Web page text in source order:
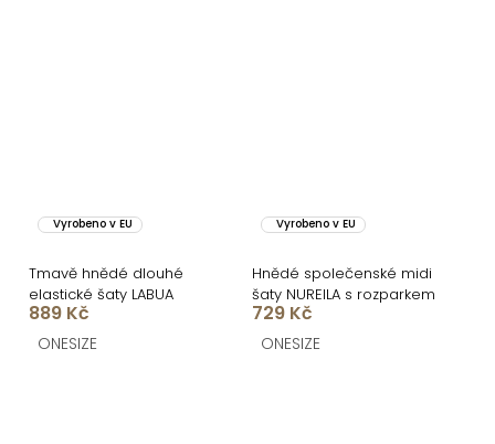
Vyrobeno v EU
Tmavě hnědé dlouhé
elastické šaty LABUA
889 Kč
ONESIZE
Vyrobeno v EU
Hnědé společenské midi
šaty NUREILA s rozparkem
729 Kč
ONESIZE